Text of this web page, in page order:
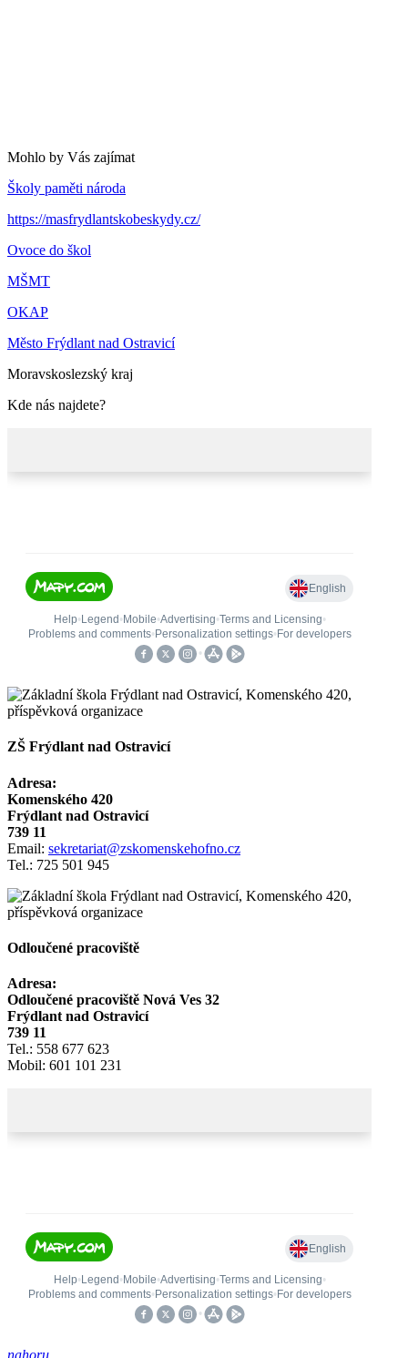
Mohlo by Vás zajímat
Školy paměti národa
https://masfrydlantskobeskydy.cz/
Ovoce do škol
MŠMT
OKAP
Město Frýdlant nad Ostravicí
Moravskoslezský kraj
Kde nás najdete?
ZŠ Frýdlant nad Ostravicí
Adresa:
Komenského 420
Frýdlant nad Ostravicí
739 11
Email: sekretariat@zskomenskehofno.cz
Tel.: 725 501 945
Odloučené pracoviště
Adresa:
Odloučené pracoviště Nová Ves 32
Frýdlant nad Ostravicí
739 11
Tel.: 558 677 623
Mobil: 601 101 231